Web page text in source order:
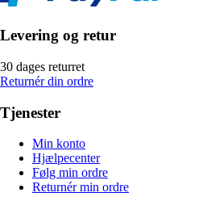
Levering og retur
30 dages returret
Returnér din ordre
Tjenester
Min konto
Hjælpecenter
Følg min ordre
Returnér min ordre